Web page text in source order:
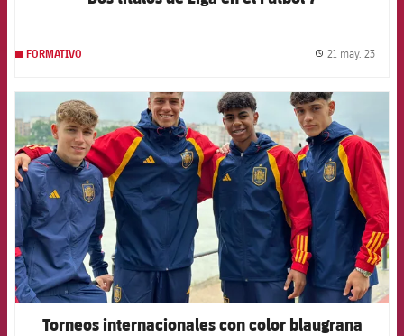
FORMATIVO 21 may. 23
FCB Barcelona badge
Torneos internacionales con color blaugrana